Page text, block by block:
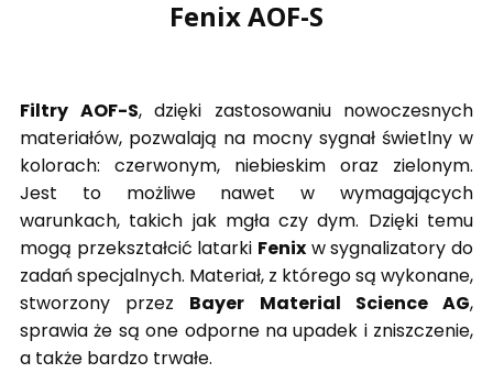
Fenix AOF-S
Filtry AOF-S, dzięki zastosowaniu nowoczesnych
materiałów, pozwalają na mocny sygnał świetlny w
kolorach: czerwonym, niebieskim oraz zielonym.
Jest to możliwe nawet w wymagających
warunkach, takich jak mgła czy dym. Dzięki temu
mogą przekształcić latarki Fenix w sygnalizatory do
zadań specjalnych. Materiał, z którego są wykonane,
stworzony przez Bayer Material Science AG,
sprawia że są one odporne na upadek i zniszczenie,
a także bardzo trwałe.